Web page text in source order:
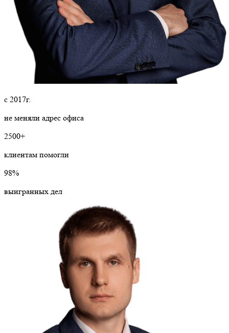
с 2017г.
не меняли адрес офиса
2500+
клиентам помогли
98%
выигранных дел